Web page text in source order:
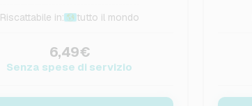
Riscattabile in: tutto il mondo
6,49€
Senza spese di servizio